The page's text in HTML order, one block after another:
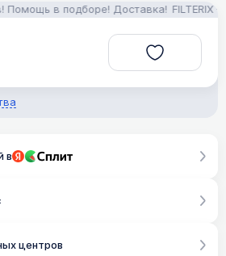
в подборе! Доставка! FILTERIX —
в
центров